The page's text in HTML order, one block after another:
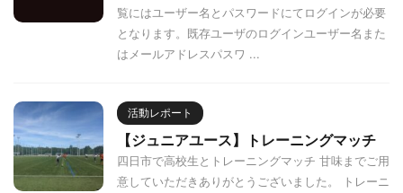
覧にはユーザー名とパスワードにてログインが必要
となります。既存ユーザのログインユーザー名また
はメールアドレスパスワ ...
活動レポート
【ジュニアユース】トレーニングマッチ
四日市で高校生とトレーニングマッチ 甘味までご用
意していただきありがとうございました。 トレーニ